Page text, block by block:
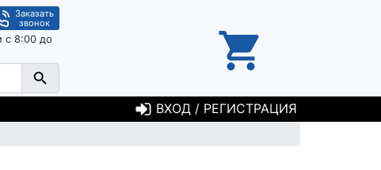
Заказать
звонок
с 8:00 до
ВХОД / РЕГИСТРАЦИЯ